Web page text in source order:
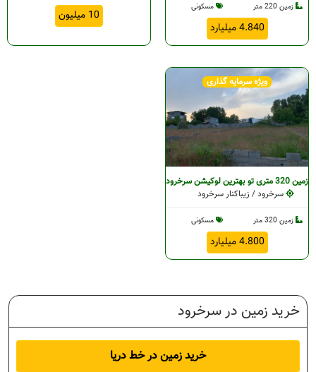
زمین 220 متر مسکونی
4.840 میلیارد
10 میلیون
ویژه سرمایه گذاری
زمین 320 متری تو بهترین لوکیشن سرخرود
سرخرود / زیباکنار سرخرود
زمین 320 متر مسکونی
4.800 میلیارد
خرید زمین در سرخرود
خرید زمین در خط دریا